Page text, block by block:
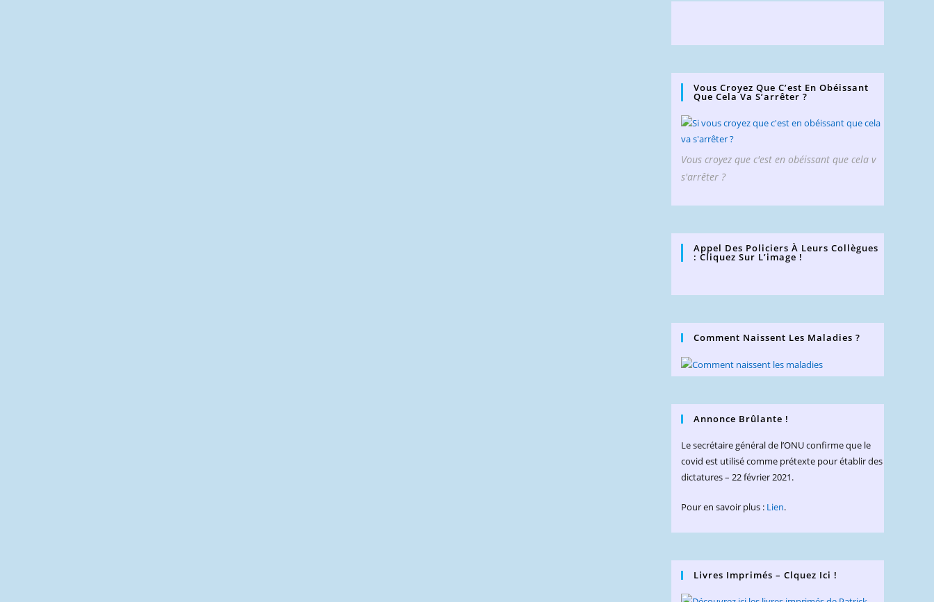
Vous Croyez Que C’est En Obéissant
Que Cela Va S’arrêter ?
Vous croyez que c'est en obéissant que cela v
s'arrêter ?
Appel Des Policiers À Leurs Collègues
: Cliquez Sur L’image !
Comment Naissent Les Maladies ?
Annonce Brûlante !
Le secrétaire général de l’ONU confirme que le
covid est utilisé comme prétexte pour établir des
dictatures – 22 février 2021.
Pour en savoir plus : Lien.
Livres Imprimés – Clquez Ici !